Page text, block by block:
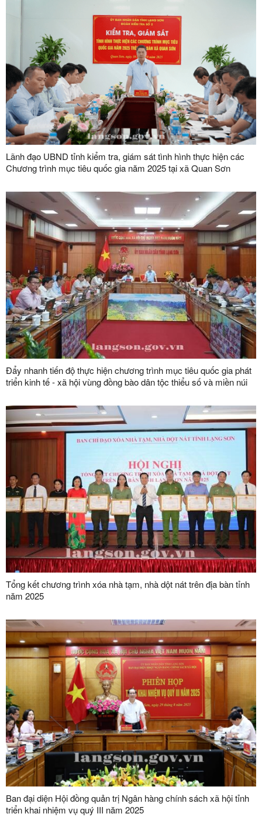
Lãnh đạo UBND tỉnh kiểm tra, giám sát tình hình thực hiện các
Chương trình mục tiêu quốc gia năm 2025 tại xã Quan Sơn
Đẩy nhanh tiến độ thực hiện chương trình mục tiêu quốc gia phát
triển kinh tế - xã hội vùng đồng bào dân tộc thiểu số và miền núi
Tổng kết chương trình xóa nhà tạm, nhà dột nát trên địa bàn tỉnh
năm 2025
Ban đại diện Hội đồng quản trị Ngân hàng chính sách xã hội tỉnh
triển khai nhiệm vụ quý III năm 2025